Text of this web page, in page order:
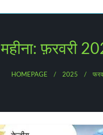
महीना:फ़रवरी
HOMEPAGE 2025